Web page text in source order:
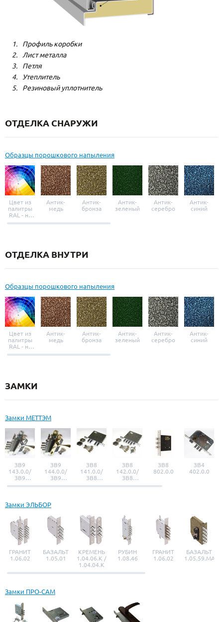
Профиль коробки
Лист металла
Петля
Утеплитель
Резиновый уплотнитель
ОТДЕЛКА СНАРУЖИ
Образцы порошкового напыления
Цвет из
палитры
RAL - на
выбор
Антик-
медь
Антик-
бронза
Антик-
зеленый
Антик-
серебро
Антик-
синий
ОТДЕЛКА ВНУТРИ
Образцы порошкового напыления
Цвет из
палитры
RAL - на
выбор
Антик-
медь
Антик-
бронза
Антик-
зеленый
Антик-
серебро
Антик-
синий
ЗАМКИ
Замки МЕТТЭМ
ЗВ9
143.0.0/
ЗВ9
143.0.1
ЗВ9
144.0.0/
ЗВ9
144.0.1
ЗВ8
141.0.0/
ЗВ8
141.0.1
ЗВ8
142.0.0/
ЗВ8
142.0.1
ЗВ8
802.0.0
ЗВ4
402.0.0
Замки ЭЛЬБОР
ГРАНИТ
1.06.02
БАЗАЛЬТ
1.05.01
КРЕМЕНЬ
1.04.06.К /
1.04.04.К
РУБИН
1.08.46
ГРАНИТ
1.06.02
БАЗАЛЬТ
1.05.59.МА
Замки ПРО-САМ